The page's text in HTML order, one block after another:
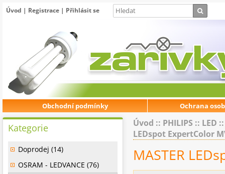
Úvod | Registrace | Přihlásit se
Obchodní podmínky Ochrana
Úvod :: PHILIPS :: LED
LEDspot ExpertColor
MASTER
Kategorie
Doprodej (14)
OSRAM - LEDVANCE (76)